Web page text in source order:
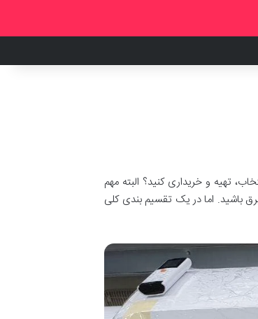
تهیه و خریداری کنید؟ البته مهم
باشید. اما در یک تقسیم بندی کلی